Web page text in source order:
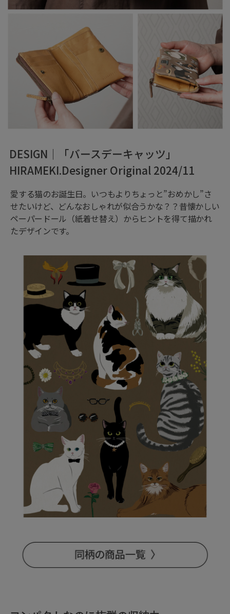
DESIGN｜「バースデーキャッツ」
HIRAMEKI.Designer Original 2024/11
愛する猫のお誕生日。いつもよりちょっと”おめかし”さ
せたいけど、どんなおしゃれが似合うかな？？昔懐かしい
ペーパードール（紙着せ替え）からヒントを得て描かれ
たデザインです。